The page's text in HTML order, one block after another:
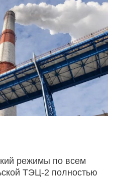
режимы по всем
ТЭЦ-2 полностью